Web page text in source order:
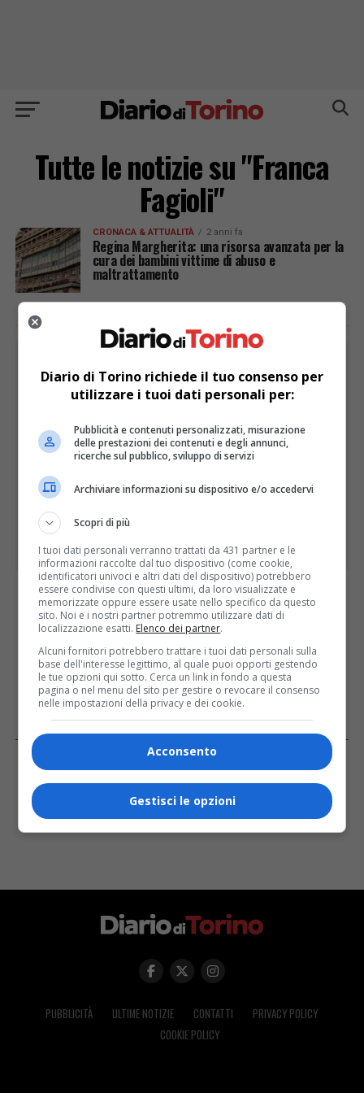
Tutte le notizie su "Franca
Fagioli"
CRONACA & ATTUALITÀ 2 anni fa
Regina Margherita: una risorsa avanzata per la
cura dei bambini vittime di abuso e
maltrattamento
I PIÙ LETTI ULTIME
PUBBLICITÀ ULTIME NOTIZIE CONTATTI
PRIVACY POLICY
COOKIE POLICY
Diario di Torino richiede il tuo consenso per
utilizzare i tuoi dati personali per:
Pubblicità e contenuti personalizzati, misurazione
delle prestazioni dei contenuti e degli annunci,
ricerche sul pubblico, sviluppo di servizi
Archiviare informazioni su dispositivo e/o accedervi
Scopri di più
I tuoi dati personali verranno trattati da 431 partner e le
informazioni raccolte dal tuo dispositivo (come cookie,
identificatori univoci e altri dati del dispositivo) potrebbero
essere condivise con questi ultimi, da loro visualizzate e
memorizzate oppure essere usate nello specifico da questo
sito. Noi e i nostri partner potremmo utilizzare dati di
localizzazione esatti. Elenco dei partner.
Alcuni fornitori potrebbero trattare i tuoi dati personali sulla
base dell'interesse legittimo, al quale puoi opporti gestendo
le tue opzioni qui sotto. Cerca un link in fondo a questa
pagina o nel menu del sito per gestire o revocare il consenso
nelle impostazioni della privacy e dei cookie.
Acconsento
Gestisci le opzioni